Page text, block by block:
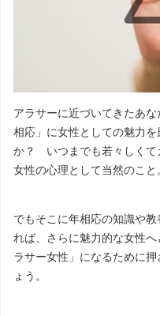
アラサーに近づいてきたあ
相応」に女性としての魅力
か？ いつまでも若々しく
女性の心理として当然のこと
でもそこに年相応の知識や
れば、さらに魅力的な女性
ラサー女性」になるために
ょう。